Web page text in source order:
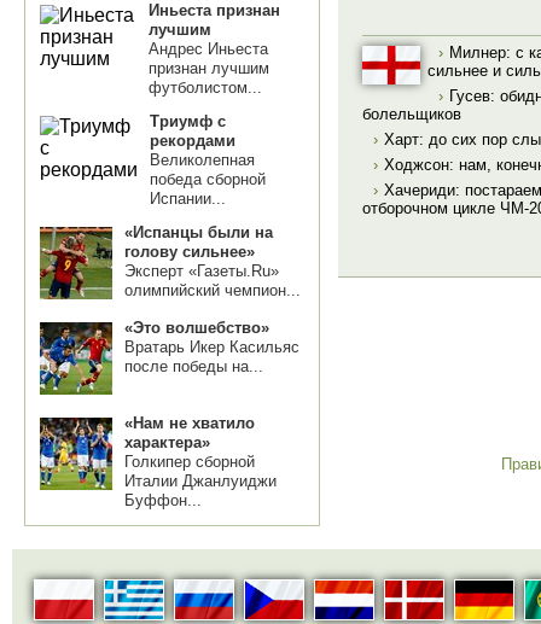
Иньеста признан
лучшим
Андрес Иньеста
признан лучшим
футболистом...
Триумф с
рекордами
Великолепная
победа сборной
Испании...
«Испанцы были на
голову сильнее»
Эксперт «Газеты.Ru»
олимпийский чемпион...
«Это волшебство»
Вратарь Икер Касильяс
после победы на...
«Нам не хватило
характера»
Голкипер сборной
Италии Джанлуиджи
Буффон...
› Милнер: с
сильнее и
› Гусев:
болельщиков
› Харт: до сих пор
› Ходжсон: нам,
› Хачериди:
отборочном цикле ЧМ-